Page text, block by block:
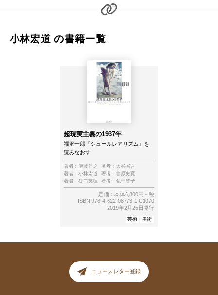
小林宏道 の書籍一覧
超現実主義の1937年
福沢一郎『シュールレアリズム』を
読みなおす
著者： 伊藤佳之 著者： 大谷省吾
著者： 小林宏道 著者： 春原史寛
著者： 谷口英理 著者： 弘中智子
定価：本体6,800円＋税
ISBN 978-4-622-08773-1 C1070
2019年2月25日発行
芸術 美術
ニュースレター登録